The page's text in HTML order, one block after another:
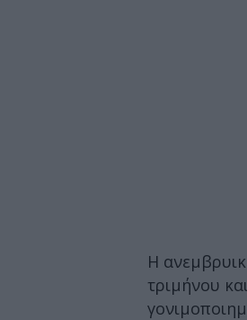
Η
τριμήνου